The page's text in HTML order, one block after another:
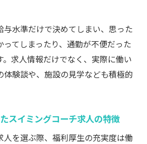
与水準だけで決めてしまい、思った
ってしまったり、通勤が不便だった
。求人情報だけでなく、実際に働い
体験談や、施設の見学なども積極的
スイミングコーチ求人の特徴
人を選ぶ際、福利厚生の充実度は働